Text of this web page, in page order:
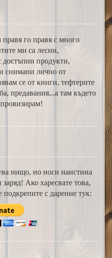
го правя с много
ми са лесни,
достъпни продукти,
снимани лично от
се от книги, тефтерите
предавания...а там където
нищо, но носи наистина
Ако харесвате това,
подкрепите с дарение тук: